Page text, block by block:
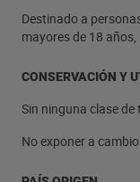
Destinado a
mayores de 18
CONSERVACIÓN Y
Sin ninguna clase
No exponer a